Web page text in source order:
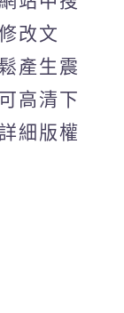
改文
產生震
高清下
細版權